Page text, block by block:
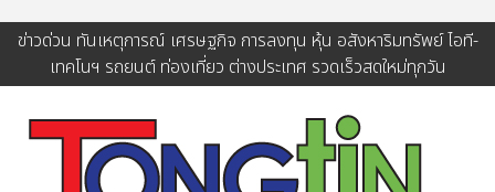
ข่าวด่วน ทันเหตุการณ์ เศรษฐกิจ การลงทุน หุ้น อสังหาริมทรัพย์ ไอที-
เทคโนฯ รถยนต์ ท่องเที่ยว ต่างประเทศ รวดเร็วสดใหม่ทุกวัน